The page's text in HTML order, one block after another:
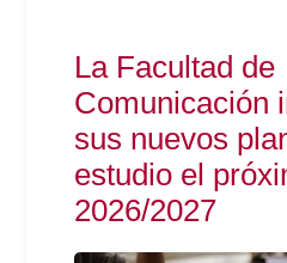
La Facultad de
Comunicación
sus nuevos
estudio el
2026/2027